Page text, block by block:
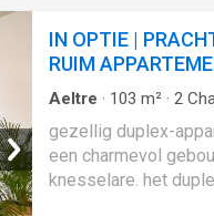
IN OPTIE |
RUIM
Aeltre · 103 m² · 2
gezellig duplex-
een charmevol
knesselare. het